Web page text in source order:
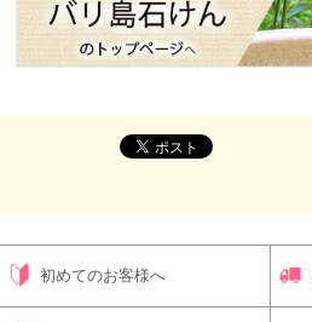
初めてのお客様へ